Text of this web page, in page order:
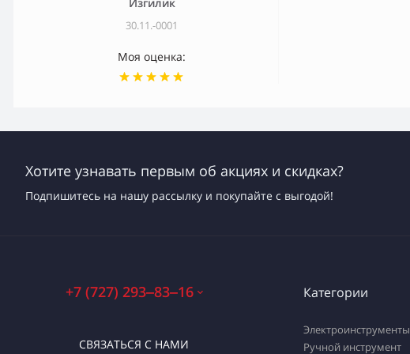
Изгилик
30.11.-0001
Моя оценка:
Хотите узнавать первым об акциях и скидках?
Подпишитесь на нашу рассылку и покупайте с выгодой!
+7 (727) 293‒83‒16
СВЯЗАТЬСЯ С НАМИ
Категории
Электроинструменты
Ручной инструмент